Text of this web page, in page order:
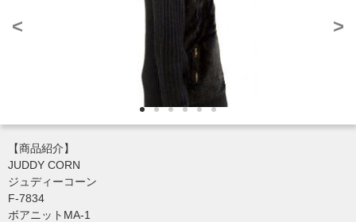
< >
【商品紹介】
JUDDY CORN
ジュディーコーン
F-7834
ボアニットMA-1